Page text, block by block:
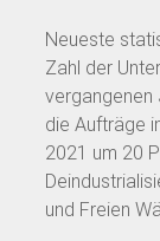
Neueste
Zahl der
vergangenen
die Aufträge
2021 um 20
und Freien